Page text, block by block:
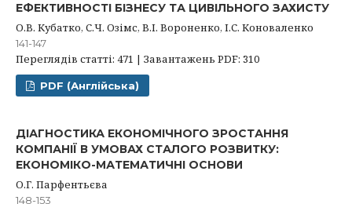
ЕФЕКТИВНОСТІ БІЗНЕСУ ТА ЦИВІЛЬНОГО ЗАХИСТУ
О.В. Кубатко, С.Ч. Озімс, В.І. Вороненко, І.С. Коноваленко
141-147
Переглядів статті: 471 | Завантажень PDF: 310
PDF (Англійська)
ДІАГНОСТИКА ЕКОНОМІЧНОГО ЗРОСТАННЯ
КОМПАНІЇ В УМОВАХ СТАЛОГО РОЗВИТКУ:
ЕКОНОМІКО-МАТЕМАТИЧНІ ОСНОВИ
О.Г. Парфентьєва
148-153